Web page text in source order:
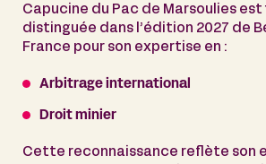
Capucine du Pac de Marsoulies est
distinguée dans l’édition 2027 de
France pour son expertise en :
Arbitrage international
Droit minier
Cette reconnaissance reflète son